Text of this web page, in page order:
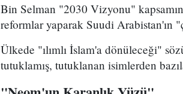
Bin Selman "2030 Vizyonu"
reformlar yaparak Suudi Arabistan'ın
Ülkede "ılımlı İslam'a dönüleceği"
tutuklamış, tutuklanan isimlerden